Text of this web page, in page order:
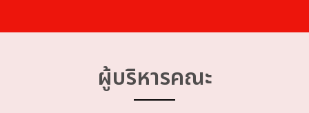
ผู้บริหารคณะ